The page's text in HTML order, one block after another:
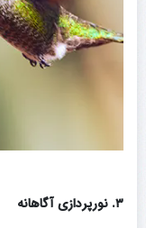
۳. نورپردازی آگاهانه